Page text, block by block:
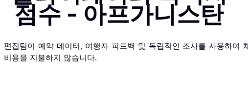
점수 - 아프가니스탄
편집팀이 예약 데이터, 여행자 피드백 및 독립적인 조사를 사용하여
비용을 지불하지 않습니다.